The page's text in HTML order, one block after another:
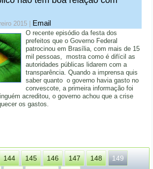
2015 Email
O recente episódio da festa dos
prefeitos que o Governo Federal
patrocinou em Brasília, com mais de 15
mil pessoas, mostra como é difícil as
autoridades públicas lidarem com a
transparência. Quando a imprensa quis
saber quanto o governo havia gasto no
convescote, a primeira informação foi
acreditou, o governo achou que a crise
os gastos.
144 145 146 147 148 149